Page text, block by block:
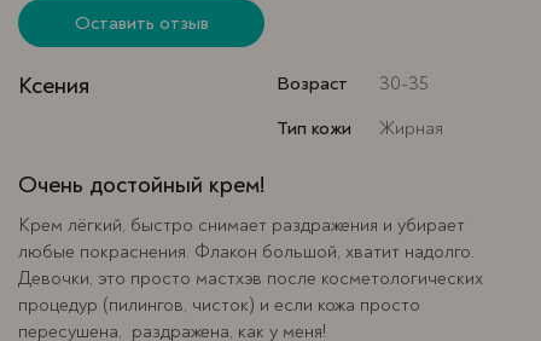
Оставить отзыв
Ксения Возраст
30-35
Тип кожи
Жирная
Очень достойный крем!
Крем лёгкий, быстро снимает раздражения и убирает
любые покраснения. Флакон большой, хватит надолго.
Девочки, это просто мастхэв после косметологических
процедур (пилингов, чисток) и если кожа просто
пересушена, раздражена, как у меня!